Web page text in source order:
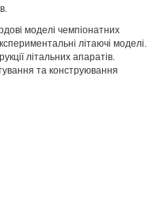
моделі чемпіонатних
літаючі моделі.
літальних апаратів.
та конструювання